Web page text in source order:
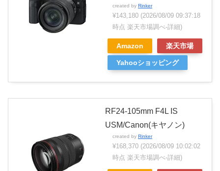
created by Rinker
¥143,180 (2026/08/09 09:37:18
時点 楽天市場調べ-詳細)
Amazon 楽天市場
Yahooショッピング
RF24-105mm F4L IS
USM/Canon(キヤノン)
created by Rinker
¥168,370 (2026/08/09 10:02:02
時点 楽天市場調べ-詳細)